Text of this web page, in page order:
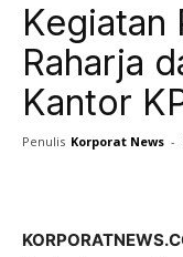
Kegiatan
Raharja
Kantor
Penulis Korporat News -